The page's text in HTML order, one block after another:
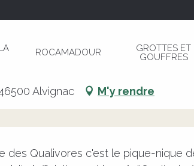
ROCAMADOUR
GROTTES ET
GOUFFRES
des Qualivores
Alvignac M'y rendre
des Qualivores c'est le pique-nique